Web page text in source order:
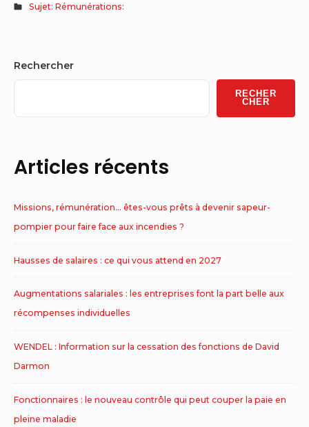
Sujet: Rémunérations:
Sidebar
Widget
Area
Rechercher
RECHER
CHER
Articles récents
Missions, rémunération… êtes-vous prêts à devenir sapeur-
pompier pour faire face aux incendies ?
Hausses de salaires : ce qui vous attend en 2027
Augmentations salariales : les entreprises font la part belle aux
récompenses individuelles
WENDEL : Information sur la cessation des fonctions de David
Darmon
Fonctionnaires : le nouveau contrôle qui peut couper la paie en
pleine maladie